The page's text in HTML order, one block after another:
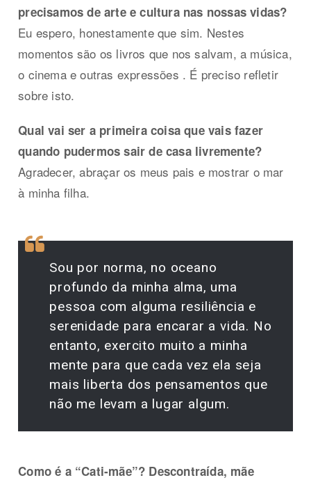
precisamos de arte e cultura nas nossas vidas?
Eu espero, honestamente que sim. Nestes
momentos são os livros que nos salvam, a música,
o cinema e outras expressões . É preciso refletir
sobre isto.
Qual vai ser a primeira coisa que vais fazer
quando pudermos sair de casa livremente?
Agradecer, abraçar os meus pais e mostrar o mar
à minha filha.
Sou por norma, no oceano
profundo da minha alma, uma
pessoa com alguma resiliência e
serenidade para encarar a vida. No
entanto, exercito muito a minha
mente para que cada vez ela seja
mais liberta dos pensamentos que
não me levam a lugar algum.
Como é a “Cati-mãe”? Descontraída, mãe